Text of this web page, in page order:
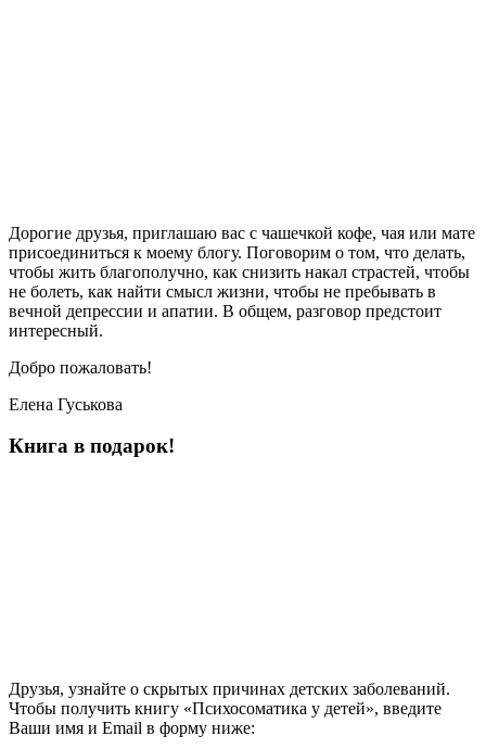
Дорогие друзья, приглашаю вас с чашечкой кофе, чая или мате
присоединиться к моему блогу. Поговорим о том, что делать,
чтобы жить благополучно, как снизить накал страстей, чтобы
не болеть, как найти смысл жизни, чтобы не пребывать в
вечной депрессии и апатии. В общем, разговор предстоит
интересный.
Добро пожаловать!
Елена Гуськова
Книга в подарок!
Друзья, узнайте о скрытых причинах детских заболеваний.
Чтобы получить книгу «Психосоматика у детей», введите
Ваши имя и Email в форму ниже: